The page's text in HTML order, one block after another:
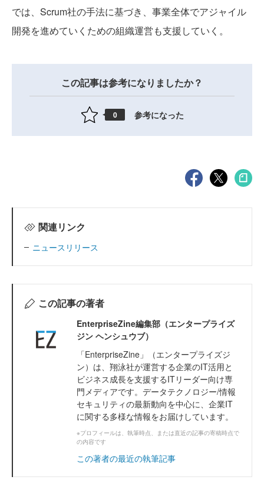
では、Scrum社の手法に基づき、事業全体でアジャイル
開発を進めていくための組織運営も支援していく。
この記事は参考になりましたか？
0 参考になった
関連リンク
ニュースリリース
この記事の著者
EnterpriseZine編集部（エンタープライズ
ジン ヘンシュウブ）
「EnterpriseZine」（エンタープライズジ
ン）は、翔泳社が運営する企業のIT活用と
ビジネス成長を支援するITリーダー向け専
門メディアです。データテクノロジー/情報
セキュリティの最新動向を中心に、企業IT
に関する多様な情報をお届けしています。
※プロフィールは、執筆時点、または直近の記事の寄稿時点で
の内容です
この著者の最近の執筆記事